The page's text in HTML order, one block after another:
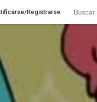
Registrarse